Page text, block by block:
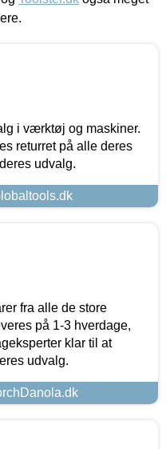
i værktøj og maskiner.
returret på alle deres
udvalg.
fra alle de store
på 1-3 hverdage,
klar til at
udvalg.